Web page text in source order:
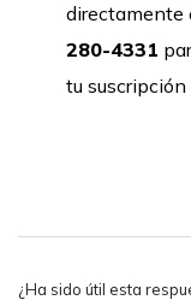
directamente
280-4331
tu
¿Ha sido útil esta